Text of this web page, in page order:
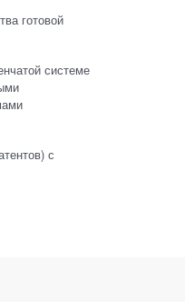
готовой
системе
с